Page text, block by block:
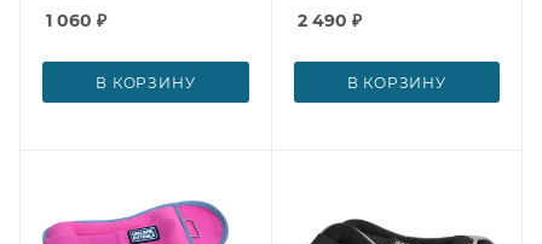
1 060 ₽
В КОРЗИНУ
2 490 ₽
В КОРЗИНУ